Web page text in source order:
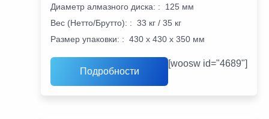
Диаметр алмазного диска: :
125 мм
Вес (Нетто/Брутто): : 33 кг / 35 кг
Размер упаковки: : 430 x 430 x 350 мм
Подробности
[woosw id="4689"]